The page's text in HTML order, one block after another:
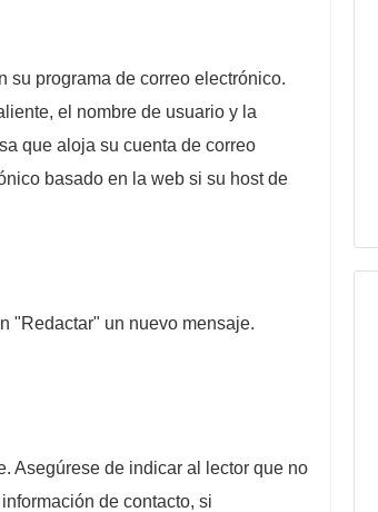
su programa de correo electrónico.
el nombre de usuario y la
que aloja su cuenta de correo
basado en la web si su host de
"Redactar" un nuevo mensaje.
Asegúrese de indicar al lector que no
de contacto, si